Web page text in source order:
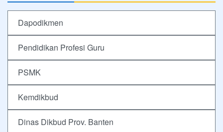
Dapodikmen
Pendidikan Profesi Guru
PSMK
Kemdikbud
Dinas Dikbud Prov. Banten